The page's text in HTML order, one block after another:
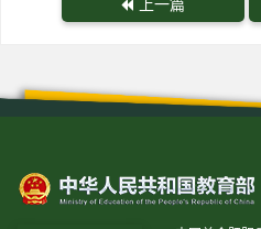
上一篇